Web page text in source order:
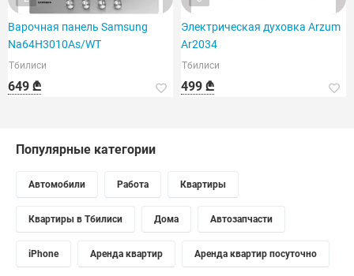
Варочная панель Samsung
Na64H3010As/WT
Тбилиси
649 ₾
Электрическая духовка Arzum
Ar2034
Тбилиси
499 ₾
Популярные категории
Автомобили Работа Квартиры
Квартиры в Тбилиси Дома Автозапчасти
iPhone Аренда квартир Аренда квартир посуточно